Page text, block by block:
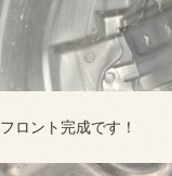
フロント完成です！